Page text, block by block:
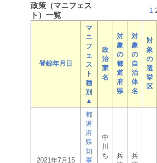
政策（マニフェス
ト）一覧
1
登録年月日
マ
ニ
フ
ェ
ス
ト
種
別
▲
政
治
家
名
対
象
の
都
道
府
県
対
象
の
自
治
体
名
対
象
の
選
挙
区
2021年7月15
都
道
府
県
知
事
中
川
ち
兵
兵